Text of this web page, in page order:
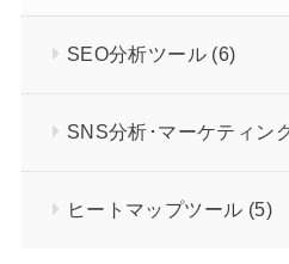
SEO分析ツール (6)
SNS分析･マーケティン
ヒートマップツール (5)